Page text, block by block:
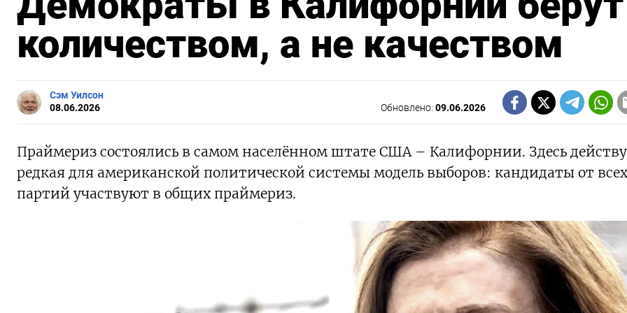
количеством, а не качеством
Сэм Уилсон
08.06.2026
Обновлено:09.06.2026
Праймериз состоялись в самом населённом штате США – Калифорнии. Здесь
редкая для американской политической системы модель выборов: кандидаты от всех
партий участвуют в общих праймериз.